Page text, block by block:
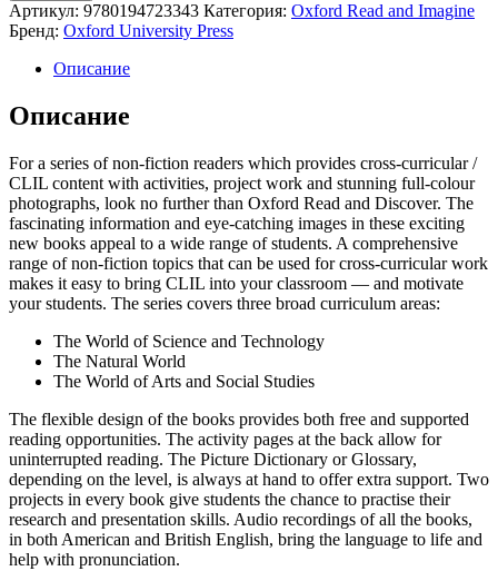
Артикул: 9780194723343 Категория: Oxford Read and Imagine
Бренд: Oxford University Press
Описание
Описание
For a series of non-fiction readers which provides cross-curricular /
CLIL content with activities, project work and stunning full-colour
photographs, look no further than Oxford Read and Discover. The
fascinating information and eye-catching images in these exciting
new books appeal to a wide range of students. A comprehensive
range of non-fiction topics that can be used for cross-curricular work
makes it easy to bring CLIL into your classroom — and motivate
your students. The series covers three broad curriculum areas:
The World of Science and Technology
The Natural World
The World of Arts and Social Studies
The flexible design of the books provides both free and supported
reading opportunities. The activity pages at the back allow for
uninterrupted reading. The Picture Dictionary or Glossary,
depending on the level, is always at hand to offer extra support. Two
projects in every book give students the chance to practise their
research and presentation skills. Audio recordings of all the books,
in both American and British English, bring the language to life and
help with pronunciation.